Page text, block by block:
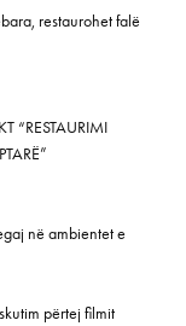
restaurohet falë
“RESTAURIMI
në ambientet e
përtej filmit